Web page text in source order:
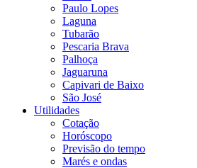
Paulo Lopes
Laguna
Tubarão
Pescaria Brava
Palhoça
Jaguaruna
Capivari de Baixo
São José
Utilidades
Cotação
Horóscopo
Previsão do tempo
Marés e ondas